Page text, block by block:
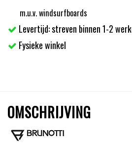
m.u.v. windsurfboards
Levertijd: streven binnen 1-2
Fysieke winkel
OMSCHRIJVING